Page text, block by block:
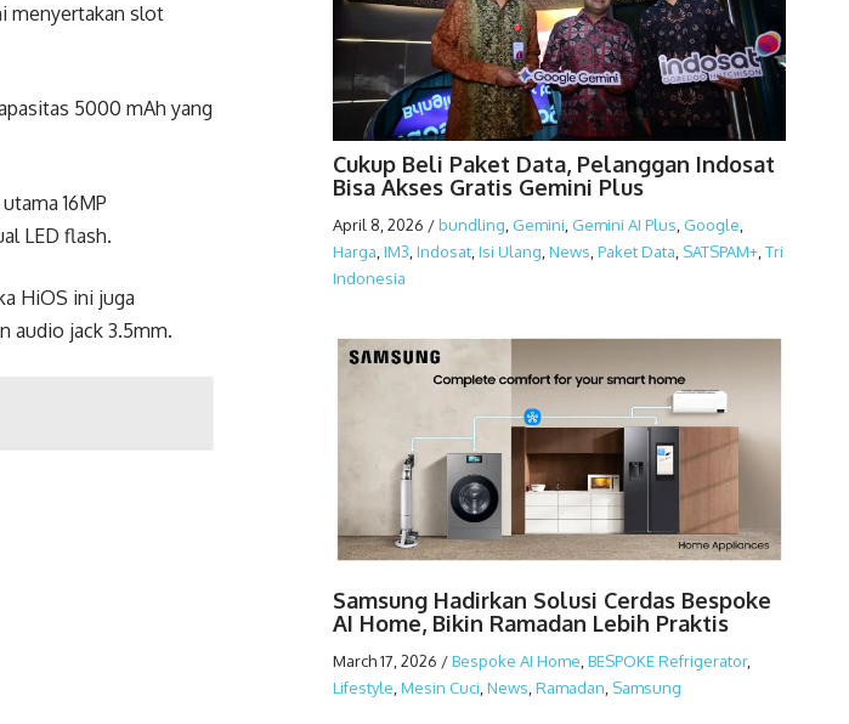
menyertakan slot
5000 mAh yang
16MP
LED flash.
HiOS ini juga
audio jack 3.5mm.
Cukup Beli Paket Data, Pelanggan Indosat
Bisa Akses Gratis Gemini Plus
April 8, 2026 /bundling Gemini Gemini AI Plus Google
Harga IM3 Indosat, Isi Ulang News Paket Data SATSPAM+, Tri
Indonesia
Samsung Hadirkan Solusi Cerdas Bespoke
AI Home, Bikin Ramadan Lebih Praktis
March 17, 2026 /Bespoke AI Home BESPOKE Refrigerator,
Lifestyle Mesin Cuci News Ramadan Samsung